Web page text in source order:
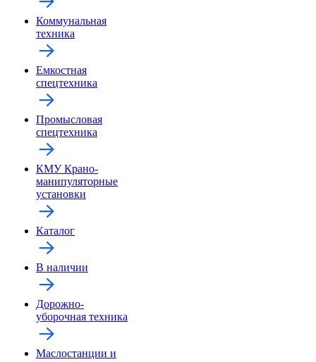
Коммунальная
техника
Емкостная
спецтехника
Промысловая
спецтехника
КМУ Крано-
манипуляторные
установки
Каталог
В наличии
Дорожно-
уборочная техника
Маслостанции и